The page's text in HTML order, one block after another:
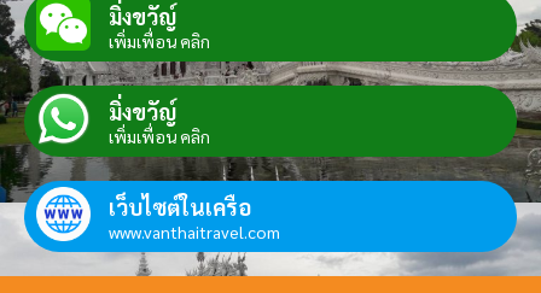
มิ่งขวัญ์
เพิ่มเพื่อน คลิก
มิ่งขวัญ์
เพิ่มเพื่อน คลิก
เว็บไซต์ในเครือ
www.vanthaitravel.com